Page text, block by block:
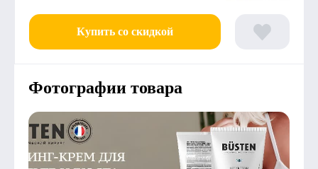
Купить со скидкой
Фотографии товара